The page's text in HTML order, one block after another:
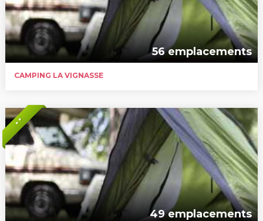
56 emplacements
CAMPING LA VIGNASSE
* *
49 emplacements